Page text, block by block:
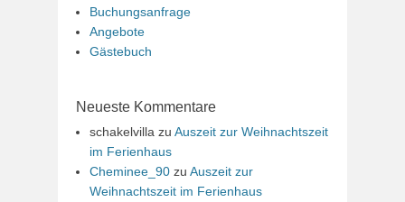
Buchungsanfrage
Angebote
Gästebuch
Neueste Kommentare
schakelvilla zu Auszeit zur Weihnachtszeit
im Ferienhaus
Cheminee_90 zu Auszeit zur
Weihnachtszeit im Ferienhaus